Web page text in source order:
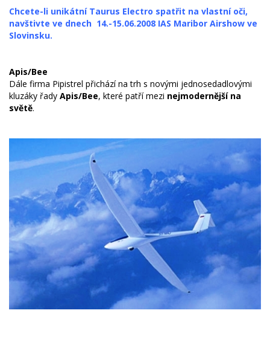
Chcete-li unikátní Taurus Electro spatřit na vlastní oči,
navštivte ve dnech 14.-15.06.2008 IAS Maribor Airshow ve
Slovinsku.
Apis/Bee
Dále firma Pipistrel přichází na trh s novými jednosedadlovými
kluzáky řady Apis/Bee, které patří mezi nejmodernější na
světě.